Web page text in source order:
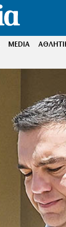
MEDIA